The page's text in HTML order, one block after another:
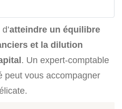
atteindre un équilibre
et la dilution
. Un expert-comptable
peut vous accompagner